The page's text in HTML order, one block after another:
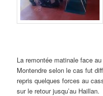
La remontée matinale face
Montendre selon le cas fut
repris quelques forces au
sur le retour jusqu’au Haillan.